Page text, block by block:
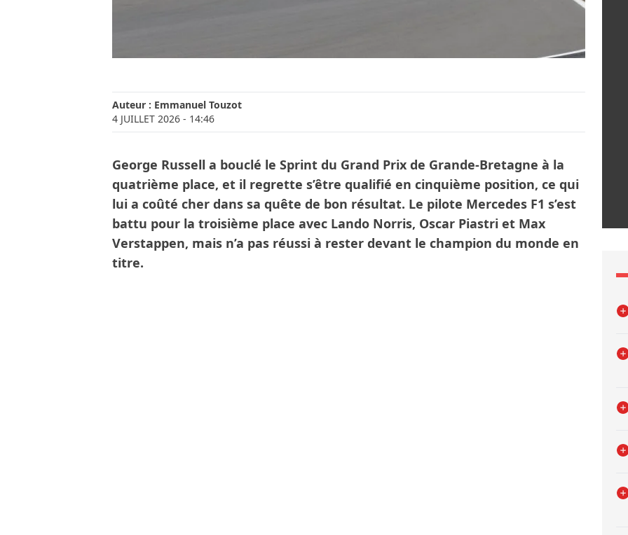
Auteur : Emmanuel Touzot
4 JUILLET 2026 - 14:46
George Russell a bouclé le Sprint du Grand Prix de Grande-Bretagne à la
quatrième place, et il regrette s’être qualifié en cinquième position, ce qui
lui a coûté cher dans sa quête de bon résultat. Le pilote Mercedes F1 s’est
battu pour la troisième place avec Lando Norris, Oscar Piastri et Max
Verstappen, mais n’a pas réussi à rester devant le champion du monde en
titre.